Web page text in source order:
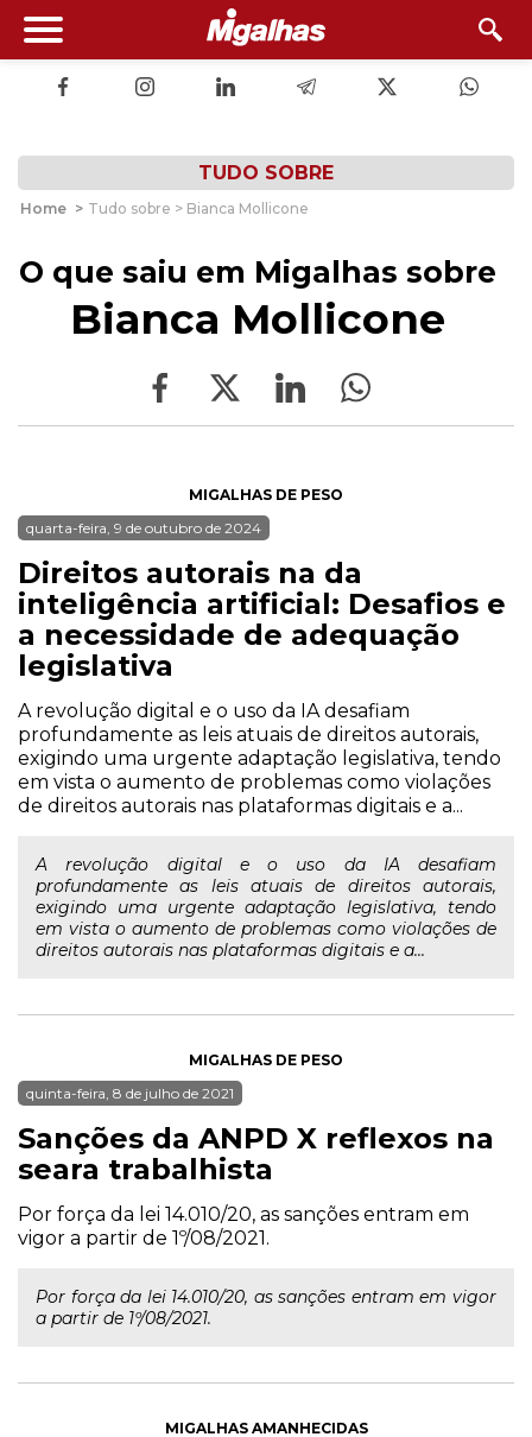
TUDO SOBRE
Home > Tudo sobre > Bianca Mollicone
O que saiu em Migalhas sobre
Bianca Mollicone
MIGALHAS DE PESO
quarta-feira, 9 de outubro de 2024
Direitos autorais na da
inteligência artificial: Desafios e
a necessidade de adequação
legislativa
A revolução digital e o uso da IA desafiam
profundamente as leis atuais de direitos autorais,
exigindo uma urgente adaptação legislativa, tendo
em vista o aumento de problemas como violações
de direitos autorais nas plataformas digitais e a...
A revolução digital e o uso da IA desafiam
profundamente as leis atuais de direitos autorais,
exigindo uma urgente adaptação legislativa, tendo
em vista o aumento de problemas como violações de
direitos autorais nas plataformas digitais e a...
MIGALHAS DE PESO
quinta-feira, 8 de julho de 2021
Sanções da ANPD X reflexos na
seara trabalhista
Por força da lei 14.010/20, as sanções entram em
vigor a partir de 1º/08/2021.
Por força da lei 14.010/20, as sanções entram em vigor
a partir de 1º/08/2021.
MIGALHAS AMANHECIDAS